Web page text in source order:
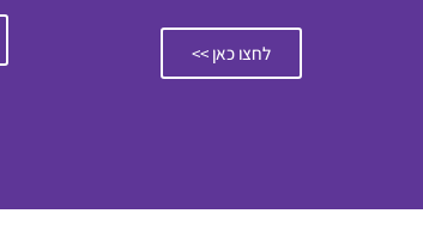
לחצו כאן >>